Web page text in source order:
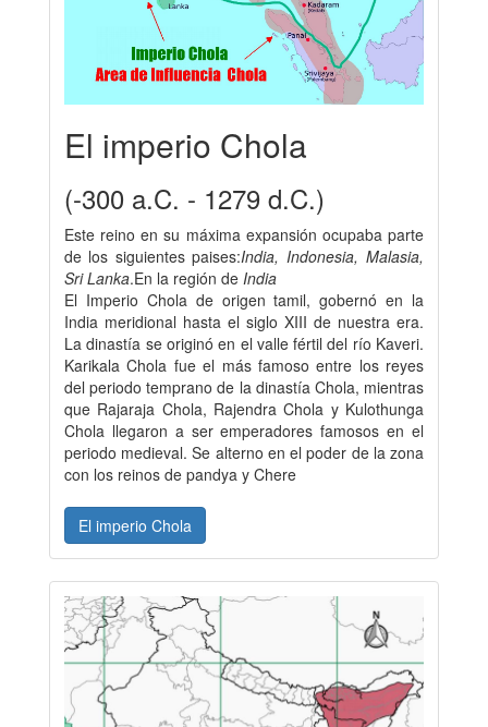
El imperio Chola
(-300 a.C. - 1279 d.C.)
Este reino en su máxima expansión ocupaba parte
de los siguientes paises:India, Indonesia, Malasia,
Sri Lanka.En la región de India
El Imperio Chola de origen tamil, gobernó en la
India meridional hasta el siglo XIII de nuestra era.
La dinastía se originó en el valle fértil del río Kaveri.
Karikala Chola fue el más famoso entre los reyes
del periodo temprano de la dinastía Chola, mientras
que Rajaraja Chola, Rajendra Chola y Kulothunga
Chola llegaron a ser emperadores famosos en el
periodo medieval. Se alterno en el poder de la zona
con los reinos de pandya y Chere
El imperio Chola